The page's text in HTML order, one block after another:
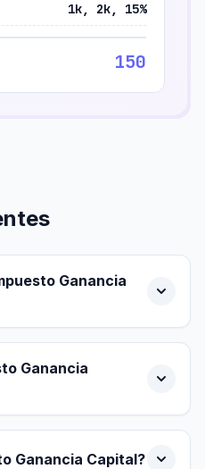
1k, 2k, 15%
150
Ganancia
Ganancia
Ganancia Capital?